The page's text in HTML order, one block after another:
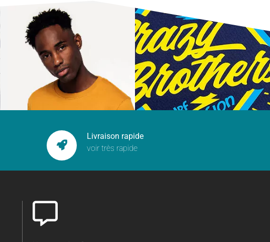
Livraison rapide
voir très rapide